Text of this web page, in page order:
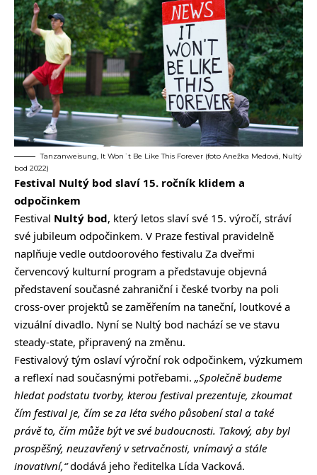
Tanzanweisung, It Won´t Be Like This Forever (foto Anežka Medová, Nultý
bod 2022)
Festival Nultý bod slaví 15. ročník klidem a
odpočinkem
Festival Nultý bod, který letos slaví své 15. výročí, stráví
své jubileum odpočinkem. V Praze festival pravidelně
naplňuje vedle outdoorového festivalu Za dveřmi
červencový kulturní program a představuje objevná
představení současné zahraniční i české tvorby na poli
cross-over projektů se zaměřením na taneční, loutkové a
vizuální divadlo. Nyní se Nultý bod nachází se ve stavu
steady-state, připravený na změnu.
Festivalový tým oslaví výroční rok odpočinkem, výzkumem
a reflexí nad současnými potřebami. „Společně budeme
hledat podstatu tvorby, kterou festival prezentuje, zkoumat
čím festival je, čím se za léta svého působení stal a také
právě to, čím může být ve své budoucnosti. Takový, aby byl
prospěšný, neuzavřený v setrvačnosti, vnímavý a stále
inovativní,“dodává jeho ředitelka Lída Vacková.